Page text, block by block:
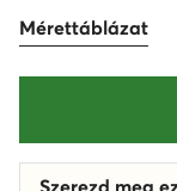
Mérettáblázat
Szerezd meg